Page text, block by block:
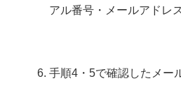
アル番号・メールアドレ
手順4・5で確認したメー